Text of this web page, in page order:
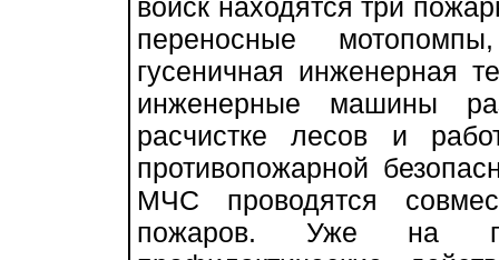
войск находятся три
переносные
гусеничная инженерная
инженерные машины
расчистке лесов и
противопожарной
МЧС проводятся
пожаров. Уже на